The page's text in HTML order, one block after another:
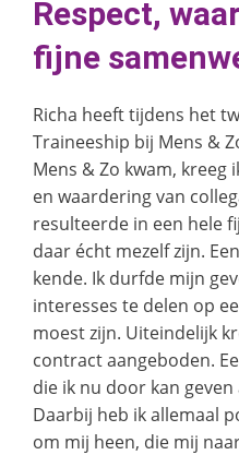
Respect,
fijne
Richa heeft tijdens het
Traineeship bij Mens &
Mens & Zo kwam,
en waardering van
resulteerde in een hele
daar écht mezelf zijn.
kende. Ik durfde mijn
interesses te delen op
moest zijn. Uiteindelijk
contract aangeboden.
die ik nu door kan
Daarbij heb ik allemaal
om mij heen, die mij